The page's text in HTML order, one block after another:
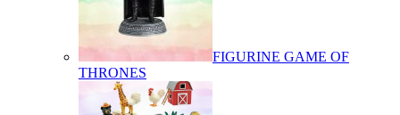
FIGURINE GAME OF
THRONES